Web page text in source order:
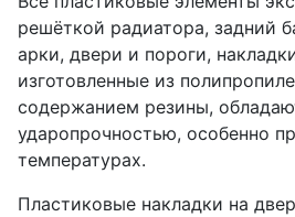
решёткой радиатора, задний
арки, двери и пороги,
изготовленные из
содержанием резины,
ударопрочностью, особенно
температурах.
Пластиковые накладки на